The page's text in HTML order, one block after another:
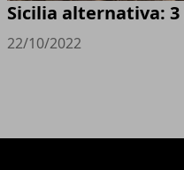
Sicilia alternativa:
22/10/2022